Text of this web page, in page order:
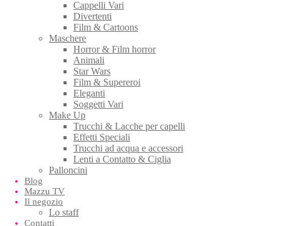
Cappelli Vari
Divertenti
Film & Cartoons
Maschere
Horror & Film horror
Animali
Star Wars
Film & Supereroi
Eleganti
Soggetti Vari
Make Up
Trucchi & Lacche per capelli
Effetti Speciali
Trucchi ad acqua e accessori
Lenti a Contatto & Ciglia
Palloncini
Blog
Mazzu TV
Il negozio
Lo staff
Contatti